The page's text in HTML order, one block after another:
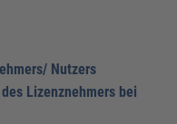
Nutzers
Lizenznehmers bei